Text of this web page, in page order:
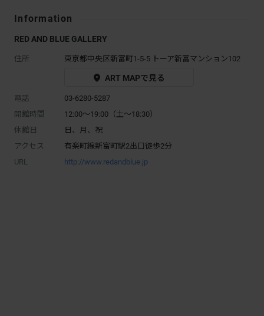
Information
RED AND BLUE GALLERY
住所 東京都中央区新富町1-5-5 トーア新富マンション102
ART MAPで見る
電話
03-6280-5287
開館時間
12:00～19:00（土〜18:30）
休館日
日、月、祝
アクセス
有楽町線新富町駅2出口徒歩2分
URL
http://www.redandblue.jp